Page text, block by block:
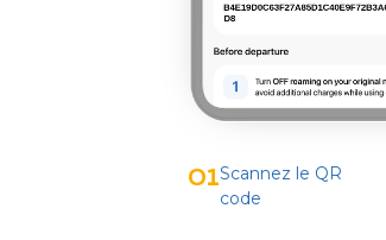
01Scannez le QR
code